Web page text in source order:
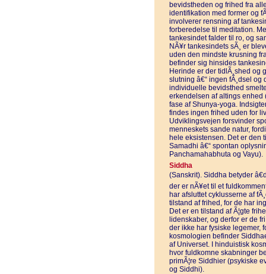
bevidstheden og frihed fra
identifikation med former og
involverer rensning af
forberedelse til meditation.
tankesindet falder til ro, og
NÃ¥r tankesindets sÃ¸ er
uden den mindste krusning
befinder sig hinsides
Herinde er der tidlÃ¸shed og
slutning â€“ ingen fÃ¸dsel og
individuelle bevidsthed
erkendelsen af altings
fase af Shunya-yoga.
findes ingen frihed uden for
Udviklingsvejen forsvinder
menneskets sande natur,
hele eksistensen. Det er den
Samadhi â€“ spontan
Panchamahabhuta og Vayu).
Siddha
(Sanskrit). Siddha betyder
der er nÃ¥et til et
har afsluttet cyklusserne af
tilstand af frihed, for de har
Det er en tilstand af Ã¦gte
lidenskaber, og derfor er de
der ikke har fysiske legemer,
kosmologien befinder
af Universet. I hinduistisk
hvor fuldkomne skabninger
primÃ¦re Siddhier (psykiske
og Siddhi).